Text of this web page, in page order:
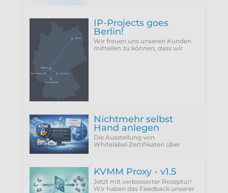
IP-Projects goes
Berlin!
Wir freuen uns unseren Kunden
mitteilen zu können, dass wir
Nichtmehr selbst
Hand anlegen
Die Ausstellung von
Whitelabel‑Zertifikaten über
KVMM Proxy - v1.5
Jetzt mit verbesserter Rezeptur!
Wir haben das Feedback unserer